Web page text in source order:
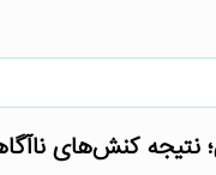
نتیجه کنش‌های